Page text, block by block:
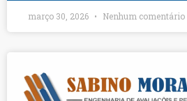
março 30, 2026 Nenhum comentário